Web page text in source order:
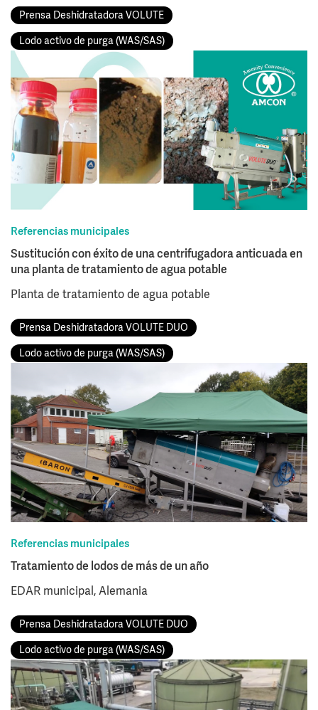
Prensa Deshidratadora VOLUTE
Lodo activo de purga (WAS/SAS)
Referencias municipales
Sustitución con éxito de una centrifugadora anticuada en
una planta de tratamiento de agua potable
Planta de tratamiento de agua potable
Prensa Deshidratadora VOLUTE DUO
Lodo activo de purga (WAS/SAS)
Referencias municipales
Tratamiento de lodos de más de un año
EDAR municipal, Alemania
Prensa Deshidratadora VOLUTE DUO
Lodo activo de purga (WAS/SAS)